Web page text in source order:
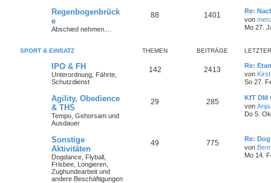
Regenbogenbrück
e
Abschied nehmen....
88 1401
Re:
von
Mo 27.
SPORT & EINSATZ THEMEN BEITRÄGE
IPO & FH
Unterordnung, Fährte,
Schutzdienst
142 2413
Re:
von
So 27.
Agility, Obedience
& THS
Tempo, Gehorsam und
Ausdauer
29 285
KfT
von
Do 5.
Sonstige
Aktivitäten
Dogdance, Flyball,
Frisbee, Longieren,
Zughundearbeit und
andere Beschäftigungen
49 775
Re:
von
Mo 14.